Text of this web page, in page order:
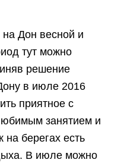
Дон весной и
тут можно
решение
в июле 2016
приятное с
занятием и
на берегах есть
В июле можно